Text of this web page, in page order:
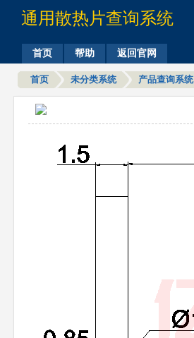
通用散热片查询系统
首页 帮助 返回官网
首页 未分类系统 产品查询系统